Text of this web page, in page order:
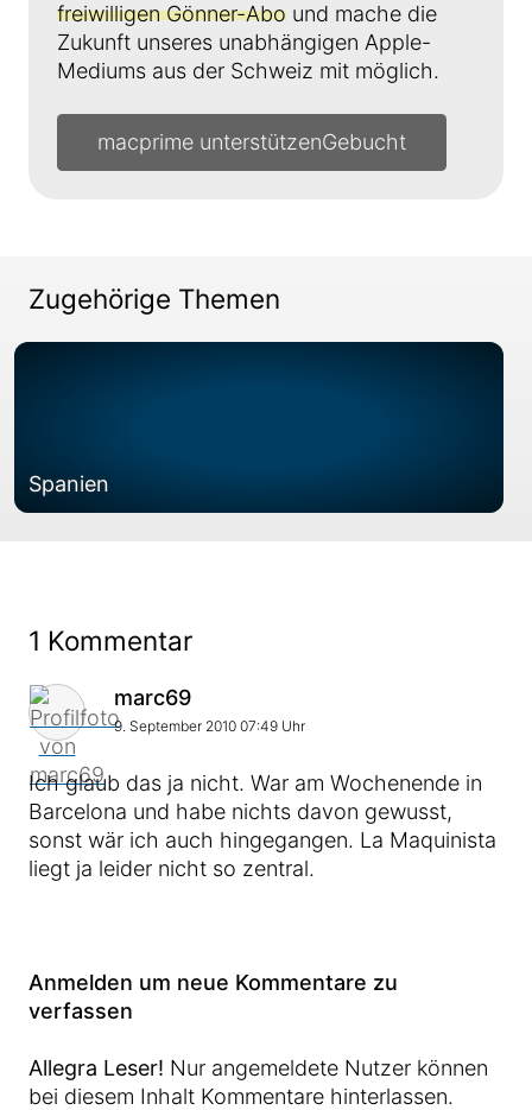
freiwilligen Gönner-Abo und mache die
Zukunft unseres unabhängigen Apple-
Mediums aus der Schweiz mit möglich.
macprime unterstützen
Zugehörige Themen
Spanien
1 Kommentar
Kommentar von
marc69
9. September 2010 07:49 Uhr
Ich glaub das ja nicht. War am Wochenende in
Barcelona und habe nichts davon gewusst,
sonst wär ich auch hingegangen. La Maquinista
liegt ja leider nicht so zentral.
Anmelden um neue Kommentare zu
verfassen
Allegra Leser! Nur angemeldete Nutzer können
bei diesem Inhalt Kommentare hinterlassen.